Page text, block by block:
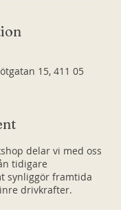
15, 411 05
delar vi med oss
tidigare
synliggör framtida
drivkrafter.